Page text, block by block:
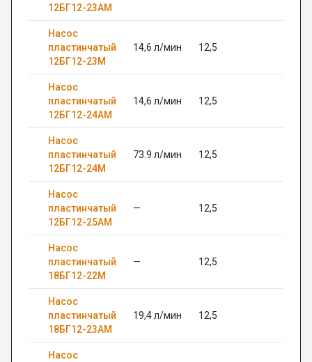
12БГ12-23АМ
Насос
пластинчатый
12БГ12-23М
14,6 л/мин 12,5
Насос
пластинчатый
12БГ12-24АМ
14,6 л/мин 12,5
Насос
пластинчатый
12БГ12-24М
73.9 л/мин 12,5
Насос
пластинчатый
12БГ12-25АМ
— 12,5
Насос
пластинчатый
18БГ12-22М
— 12,5
Насос
пластинчатый
18БГ12-23АМ
19,4 л/мин 12,5
Насос